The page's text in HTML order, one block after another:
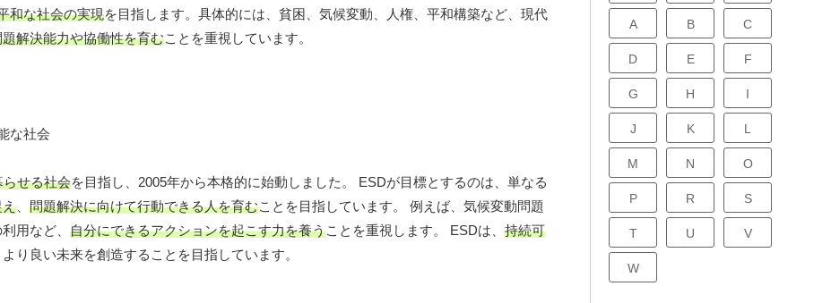
和な社会の実現を目指します。具体的には、貧困、気候変動、人権、平和構築など、現代
解決能力や協働性を育むことを重視しています。
せる社会を目指し、2005年から本格的に始動しました。 ESDが目標とするのは、単なる
え 問題解決に向けて行動できる人を育むことを目指しています。 例えば、気候変動問題
用など、 自分にできるアクションを起こす力を養うことを重視します。 ESDは、 持続可
り良い未来を創造することを目指しています。
A B C
D E F
G H I
J K L
M N O
P R S
T U V
W